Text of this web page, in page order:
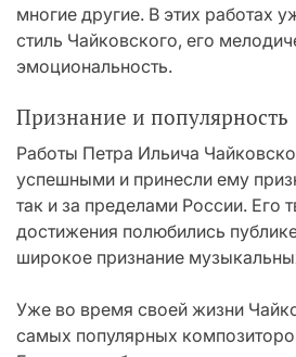
многие другие. В этих работах
стиль Чайковского, его
эмоциональность.
Признание и популярность
Работы Петра Ильича
успешными и принесли ему
так и за пределами России. Его
достижения полюбились
широкое признание
Уже во время своей жизни
самых популярных